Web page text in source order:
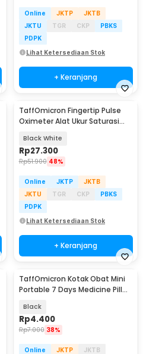
Online JKTP
JKTB
JKTU
TGR CKP
PBKS
PDPK
Lihat Ketersediaan Stok
+ Keranjang
TaffOmicron Fingertip Pulse
Oximeter Alat Ukur Saturasi
Black White
Rp27.300
Rp51.900 48%
Online JKTP
JKTB
JKTU
TGR CKP
PBKS
PDPK
Lihat Ketersediaan Stok
+ Keranjang
TaffOmicron Kotak Obat Mini
Portable 7 Days Medicine Pill
Black
Rp4.400
Rp7.000 38%
Online JKTP
JKTB